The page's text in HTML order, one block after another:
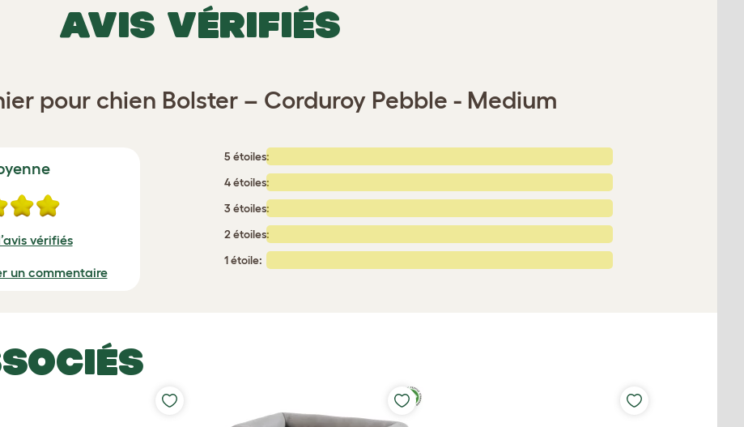
AVIS VÉRIFIÉS
pour chien Bolster – Corduroy Pebble - Medium
vérifiés
un commentaire
5 étoiles:
4 étoiles:
3 étoiles:
2 étoiles:
1 étoile: